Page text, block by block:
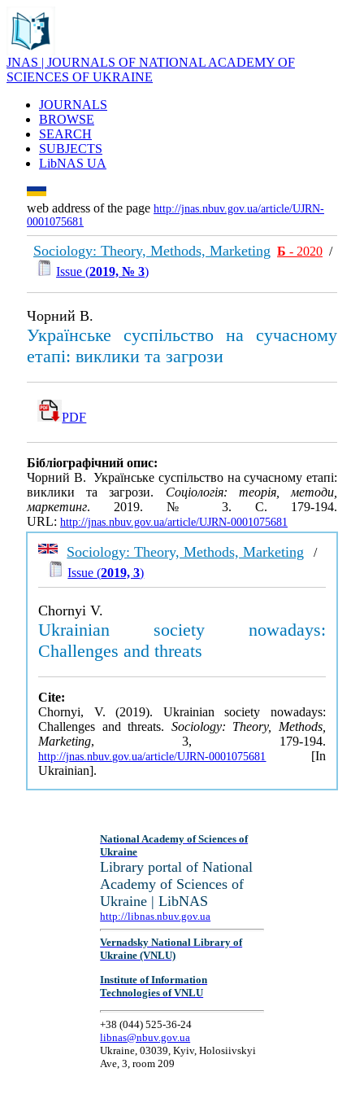
JNAS | JOURNALS OF NATIONAL ACADEMY OF
SCIENCES OF UKRAINE
JOURNALS
BROWSE
SEARCH
SUBJECTS
LibNAS UA
web address of the page http://jnas.nbuv.gov.ua/article/UJRN-
0001075681
Sociology: Theory, Methods, Marketing Б - 2020 /
Issue (2019, № 3)
Чорний В.
Українське суспільство на сучасному
етапі: виклики та загрози
PDF
Бібліографічний опис:
Чорний В. Українське суспільство на сучасному етапі:
виклики та загрози. Соціологія: теорія, методи,
маркетинг. 2019. № 3. С. 179-194.
URL: http://jnas.nbuv.gov.ua/article/UJRN-0001075681
Sociology: Theory, Methods, Marketing /
Issue (2019, 3)
Chornyi V.
Ukrainian society nowadays:
Challenges and threats
Cite:
Chornyi, V. (2019). Ukrainian society nowadays:
Challenges and threats. Sociology: Theory, Methods,
Marketing, 3, 179-194.
http://jnas.nbuv.gov.ua/article/UJRN-0001075681
[In
Ukrainian].
National Academy of Sciences of
Ukraine
Library portal of National
Academy of Sciences of
Ukraine | LibNAS
http://libnas.nbuv.gov.ua
Vernadsky National Library of
Ukraine (VNLU)
Institute of Information
Technologies of VNLU
+38 (044) 525-36-24
libnas@nbuv.gov.ua
Ukraine, 03039, Kyiv, Holosiivskyi
Ave, 3, room 209